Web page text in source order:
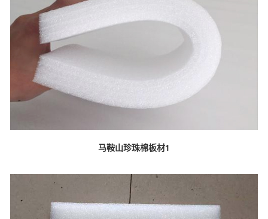
马鞍山珍珠棉板材1